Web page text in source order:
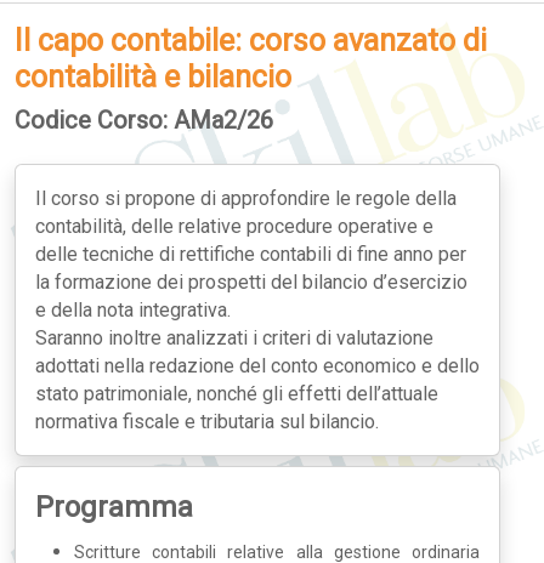
Il capo contabile: corso avanzato di
contabilità e bilancio
Codice Corso: AMa2/26
Il corso si propone di approfondire le regole della
contabilità, delle relative procedure operative e
delle tecniche di rettifiche contabili di fine anno per
la formazione dei prospetti del bilancio d’esercizio
e della nota integrativa.
Saranno inoltre analizzati i criteri di valutazione
adottati nella redazione del conto economico e dello
stato patrimoniale, nonché gli effetti dell’attuale
normativa fiscale e tributaria sul bilancio.
Programma
Scritture contabili relative alla gestione ordinaria